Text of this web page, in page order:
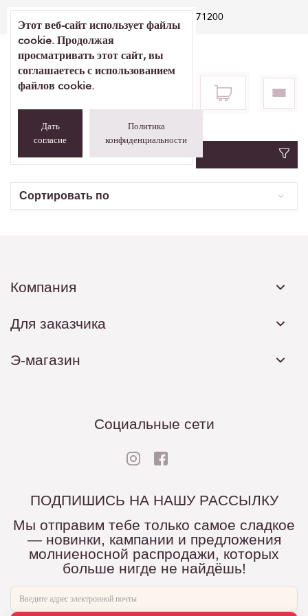
E-poe teenindus +372 5071200
Этот веб-сайт использует файлы
cookie. Продолжая
просматривать этот сайт, вы
соглашаетесь с использованием
файлов cookie.
Дать
согласие
Политика
конфиденциальности
Фильтр
Сортировать по
Компания
Для заказчика
Э-магазин
Социальные сети
ПОДПИШИСЬ НА НАШУ РАССЫЛКУ
Мы отправим тебе только самое сладкое
— новинки, кампании и предложения
молниеносной распродажи, которых
больше нигде не найдёшь!
Ваш e-mail